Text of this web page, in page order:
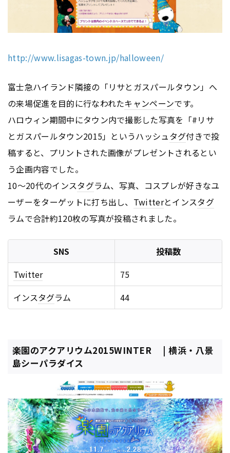
http://www.lisagas-town.jp/halloween/
富士急ハイランド隣接の「リサとガスパールタウン」へ
の来場促進を目的に行なわれたキャンペーンです。
ハロウィン期間中にタウン内で撮影した写真を「#リサ
とガスパールタウン2015」というハッシュタグ付きで投
稿すると、プリントされた画像がプレゼントされるとい
う企画内容でした。
10～20代のインスタグラム、写真、コスプレが好きなユ
ーザーをターゲットに打ち出し、 Twitterとインスタグ
ラムで合計約120枚の写真が投稿されました。
SNS
投稿数
Twitter
75
インスタグラム 44
楽園のアクアリウム2015WINTER | 横浜・八景
島シーパラダイス